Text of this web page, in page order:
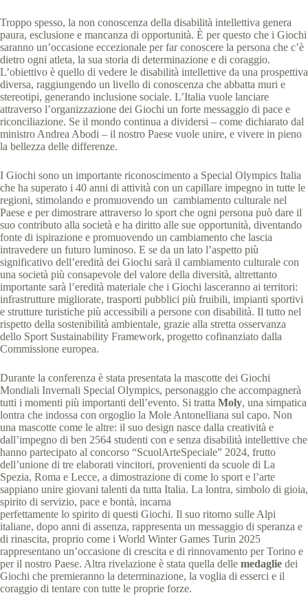
Troppo spesso, la non conoscenza della disabilità intellettiva genera
paura, esclusione e mancanza di opportunità. È per questo che i Giochi
saranno un’occasione eccezionale per far conoscere la persona che c’è
dietro ogni atleta, la sua storia di determinazione e di coraggio.
L’obiettivo è quello di vedere le disabilità intellettive da una prospettiva
diversa, raggiungendo un livello di conoscenza che abbatta muri e
stereotipi, generando inclusione sociale. L’Italia vuole lanciare
attraverso l’organizzazione dei Giochi un forte messaggio di pace e
riconciliazione. Se il mondo continua a dividersi – come dichiarato dal
ministro Andrea Abodi – il nostro Paese vuole unire, e vivere in pieno
la bellezza delle differenze.
I Giochi sono un importante riconoscimento a Special Olympics Italia
che ha superato i 40 anni di attività con un capillare impegno in tutte le
regioni, stimolando e promuovendo un cambiamento culturale nel
Paese e per dimostrare attraverso lo sport che ogni persona può dare il
suo contributo alla società e ha diritto alle sue opportunità, diventando
fonte di ispirazione e promuovendo un cambiamento che lascia
intravedere un futuro luminoso. E se da un lato l’aspetto più
significativo dell’eredità dei Giochi sarà il cambiamento culturale con
una società più consapevole del valore della diversità, altrettanto
importante sarà l’eredità materiale che i Giochi lasceranno ai territori:
infrastrutture migliorate, trasporti pubblici più fruibili, impianti sportivi
e strutture turistiche più accessibili a persone con disabilità. Il tutto nel
rispetto della sostenibilità ambientale, grazie alla stretta osservanza
dello Sport Sustainability Framework, progetto cofinanziato dalla
Commissione europea.
Durante la conferenza è stata presentata la mascotte dei Giochi
Mondiali Invernali Special Olympics, personaggio che accompagnerà
tutti i momenti più importanti dell’evento. Si tratta Moly, una simpatica
lontra che indossa con orgoglio la Mole Antonelliana sul capo. Non
una mascotte come le altre: il suo design nasce dalla creatività e
dall’impegno di ben 2564 studenti con e senza disabilità intellettive che
hanno partecipato al concorso “ScuolArteSpeciale” 2024, frutto
dell’unione di tre elaborati vincitori, provenienti da scuole di La
Spezia, Roma e Lecce, a dimostrazione di come lo sport e l’arte
sappiano unire giovani talenti da tutta Italia. La lontra, simbolo di gioia,
spirito di servizio, pace e bontà, incarna
perfettamente lo spirito di questi Giochi. Il suo ritorno sulle Alpi
italiane, dopo anni di assenza, rappresenta un messaggio di speranza e
di rinascita, proprio come i World Winter Games Turin 2025
rappresentano un’occasione di crescita e di rinnovamento per Torino e
per il nostro Paese. Altra rivelazione è stata quella delle medaglie dei
Giochi che premieranno la determinazione, la voglia di esserci e il
coraggio di tentare con tutte le proprie forze.